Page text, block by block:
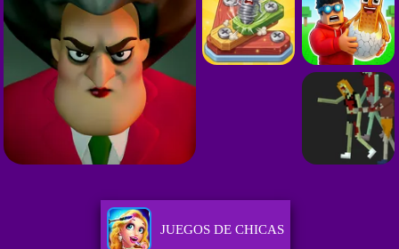
JUEGOS DE CHICAS